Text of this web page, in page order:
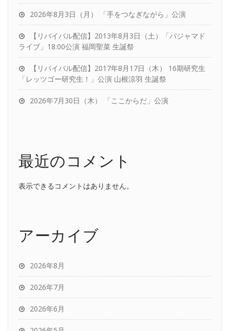
2026年8月3日（月） 「手をつなぎながら」公演
【リバイバル配信】2013年8月3日（土）「パジャマド
ライブ」18:00公演 福岡聖菜 生誕祭
【リバイバル配信】2017年8月17日（木） 16期研究生
「レッツゴー研究生！」公演 山根涼羽 生誕祭
2026年7月30日（木） 「ここからだ」公演
最近のコメント
表示できるコメントはありません。
アーカイブ
2026年8月
2026年7月
2026年6月